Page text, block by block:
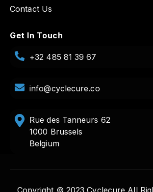
Contact Us
Get In Touch
+32 485 81 39 67
info@cyclecure.co
Rue des Tanneurs 62
1000 Brussels
Belgium
Copyright © 2023 Cyclecure All